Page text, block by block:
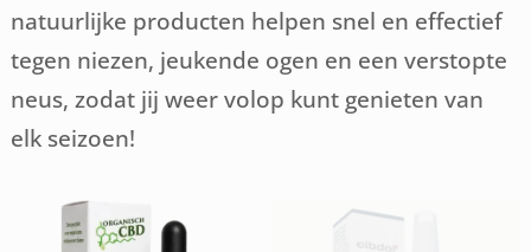
natuurlijke producten helpen snel en effectief
tegen niezen, jeukende ogen en een verstopte
neus, zodat jij weer volop kunt genieten van
elk seizoen!